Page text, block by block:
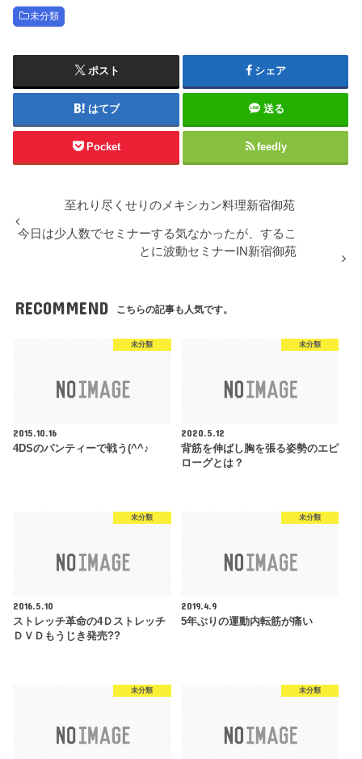
未分類
ポスト シェア
はてブ 送る
Pocket feedly
至れり尽くせりのメキシカン料理新宿御苑
今日は少人数でセミナーする気なかったが、するこ
とに波動セミナーIN新宿御苑
RECOMMEND こちらの記事も人気です。
未分類
2015.10.16
4DSのパンティーで戦う(^^♪
未分類
2020.5.12
背筋を伸ばし胸を張る姿勢のエピ
ローグとは？
未分類
2016.5.10
ストレッチ革命の4Ｄストレッチ
ＤＶＤもうじき発売??
未分類
2019.4.9
5年ぶりの運動内転筋が痛い
未分類 未分類